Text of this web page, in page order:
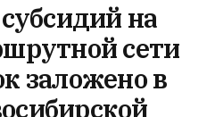
на
сети
заложено в